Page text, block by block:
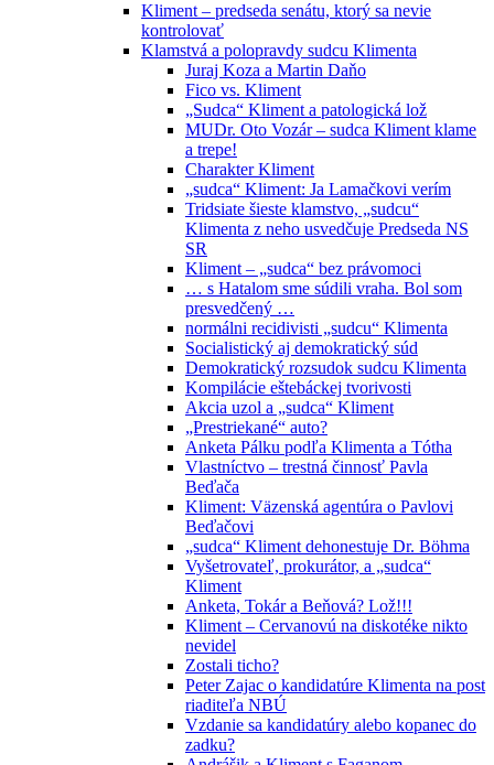
Kliment – predseda senátu, ktorý sa nevie
kontrolovať
Klamstvá a polopravdy sudcu Klimenta
Juraj Koza a Martin Daňo
Fico vs. Kliment
„Sudca“ Kliment a patologická lož
MUDr. Oto Vozár – sudca Kliment klame
a trepe!
Charakter Kliment
„sudca“ Kliment: Ja Lamačkovi verím
Tridsiate šieste klamstvo, „sudcu“
Klimenta z neho usvedčuje Predseda NS
SR
Kliment – „sudca“ bez právomoci
… s Hatalom sme súdili vraha. Bol som
presvedčený …
normálni recidivisti „sudcu“ Klimenta
Socialistický aj demokratický súd
Demokratický rozsudok sudcu Klimenta
Kompilácie eštebáckej tvorivosti
Akcia uzol a „sudca“ Kliment
„Prestriekané“ auto?
Anketa Pálku podľa Klimenta a Tótha
Vlastníctvo – trestná činnosť Pavla
Beďača
Kliment: Väzenská agentúra o Pavlovi
Beďačovi
„sudca“ Kliment dehonestuje Dr. Böhma
Vyšetrovateľ, prokurátor, a „sudca“
Kliment
Anketa, Tokár a Beňová? Lož!!!
Kliment – Cervanovú na diskotéke nikto
nevidel
Zostali ticho?
Peter Zajac o kandidatúre Klimenta na post
riaditeľa NBÚ
Vzdanie sa kandidatúry alebo kopanec do
zadku?